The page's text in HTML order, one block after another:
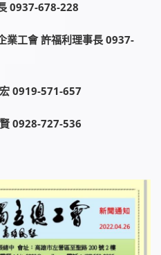
0937-678-228
業工會 許福利理事長 0937-
0919-571-657
0928-727-536